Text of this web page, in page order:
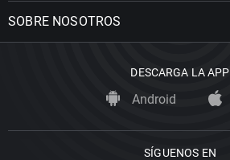
SOBRE NOSOTROS
DESCARGA LA APP
Android
SÍGUENOS EN